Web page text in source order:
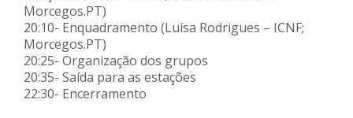
Morcegos.PT)
20:10- Enquadramento (Luísa Rodrigues – ICNF;
Morcegos.PT)
20:25- Organização dos grupos
20:35- Saída para as estações
22:30- Encerramento